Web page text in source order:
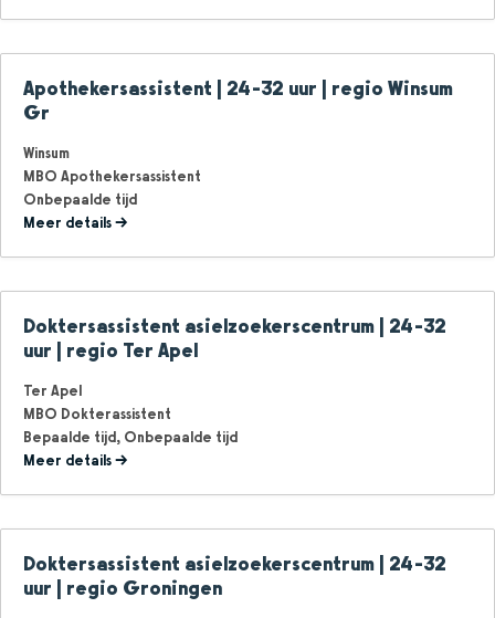
Apothekersassistent | 24-32 uur | regio Winsum
Gr
Winsum
MBO Apothekersassistent
Onbepaalde tijd
Meer details
Doktersassistent asielzoekerscentrum | 24-32
uur | regio Ter Apel
Ter Apel
MBO Dokterassistent
Bepaalde tijd Onbepaalde tijd
Meer details
Doktersassistent asielzoekerscentrum | 24-32
uur | regio Groningen